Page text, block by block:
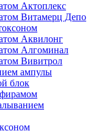
Актоплекс
Витамерц Депо
Аквилонг
Алгоминал
Вивитрол
ампулы
блок